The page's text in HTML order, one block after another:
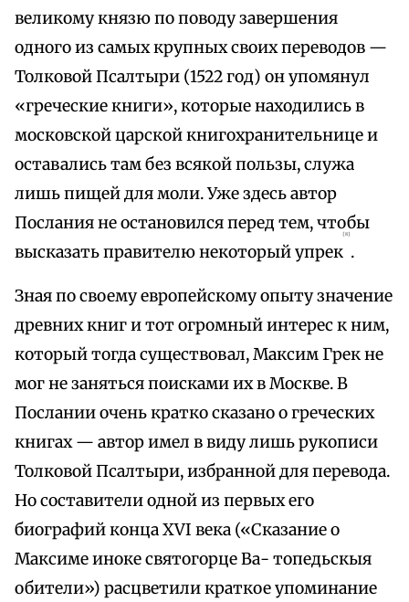
великому князю по поводу завершения
одного из самых крупных своих переводов —
Толковой Псалтыри (1522 год) он упомянул
«греческие книги», которые находились в
московской царской книгохранительнице и
оставались там без всякой пользы, служа
лишь пищей для моли. Уже здесь автор
Послания не остановился перед тем, чтобы
высказать правителю некоторый упрек
{8}
.
Зная по своему европейскому опыту значение
древних книг и тот огромный интерес к ним,
который тогда существовал, Максим Грек не
мог не заняться поисками их в Москве. В
Послании очень кратко сказано о греческих
книгах — автор имел в виду лишь рукописи
Толковой Псалтыри, избранной для перевода.
Но составители одной из первых его
биографий конца XVI века («Сказание о
Максиме иноке святогорце Ва- топедьскыя
обители») расцветили краткое упоминание